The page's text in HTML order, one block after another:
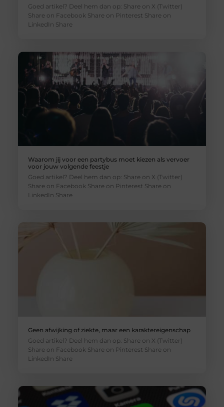
Goed artikel? Deel hem dan op: Share on X (Twitter)
Share on Facebook Share on Pinterest Share on
LinkedIn Share
Waarom jij voor een partybus moet kiezen als vervoer
voor jouw volgende feestje
Goed artikel? Deel hem dan op: Share on X (Twitter)
Share on Facebook Share on Pinterest Share on
LinkedIn Share
Geen afwijking of ziekte, maar een karaktereigenschap
Goed artikel? Deel hem dan op: Share on X (Twitter)
Share on Facebook Share on Pinterest Share on
LinkedIn Share